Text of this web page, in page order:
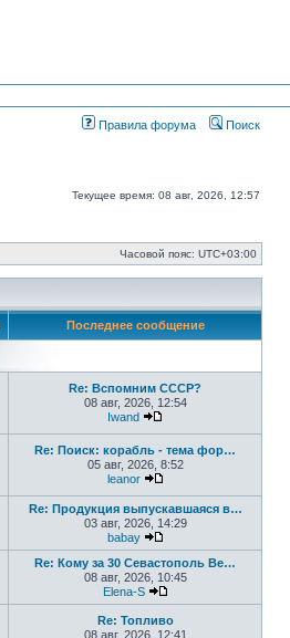
Правила форума Поиск
Текущее время: 08 авг, 2026, 12:57
Часовой пояс: UTC+03:00
Последнее сообщение
Re: Вспомним СССР?
08 авг, 2026, 12:54
Iwand
Re: Поиск: корабль - тема фор…
05 авг, 2026, 8:52
leanor
Re: Продукция выпускавшаяся в…
03 авг, 2026, 14:29
babay
Перейти к
Re: Кому за 30 Севастополь Ве…
08 авг, 2026, 10:45
Elena-S
Перейти к
Re: Топливо
08 авг, 2026, 12:41